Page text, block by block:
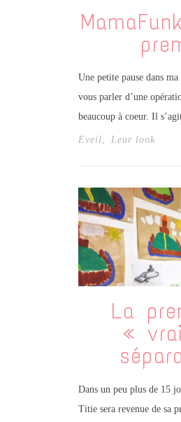
Une petite pause dans
vous parler d’une
beaucoup à coeur. Il
Eveil, Leur look
La
«
Dans un peu plus de 15
Titie sera revenue de sa